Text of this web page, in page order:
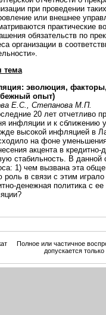
при проведении
или внешнее
практические
обязательств по
организации в
тема
эволюция, факторы,
опыт)
Е.С., Степанова М.П.
20 лет отчетливо
инфляции и к сближению
высокой инфляцией в
на фоне
акцента в
стабильность. В данной
1) чем вызвана эта
роль в связи с этим
денежная политика с
Полное или частичное
допускается